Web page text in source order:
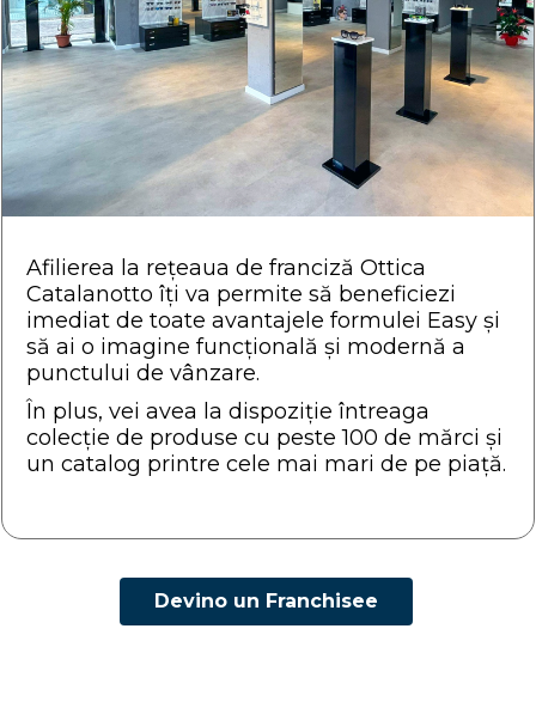
Afilierea la rețeaua de franciză Ottica
Catalanotto îți va permite să beneficiezi
imediat de toate avantajele formulei Easy și
să ai o imagine funcțională și modernă a
punctului de vânzare.
În plus, vei avea la dispoziție întreaga
colecție de produse cu peste 100 de mărci și
un catalog printre cele mai mari de pe piață.
Devino un Franchisee